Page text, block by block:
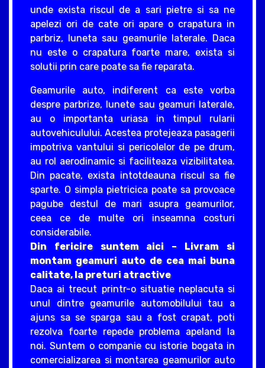
unde exista riscul de a sari pietre si sa ne
apelezi ori de cate ori apare o crapatura in
parbriz, luneta sau geamurile laterale. Daca
nu este o crapatura foarte mare, exista si
solutii prin care poate sa fie reparata.
Geamurile auto, indiferent ca este vorba
despre parbrize, lunete sau geamuri laterale,
au o importanta uriasa in timpul rularii
autovehiculului. Acestea protejeaza pasagerii
impotriva vantului si pericolelor de pe drum,
au rol aerodinamic si faciliteaza vizibilitatea.
Din pacate, exista intotdeauna riscul sa fie
sparte. O simpla pietricica poate sa provoace
pagube destul de mari asupra geamurilor,
ceea ce de multe ori inseamna costuri
considerabile.
Din fericire suntem aici – Livram si
montam geamuri auto de cea mai buna
calitate, la preturi atractive
Daca ai trecut printr-o situatie neplacuta si
unul dintre geamurile automobilului tau a
ajuns sa se sparga sau a fost crapat, poti
rezolva foarte repede problema apeland la
noi. Suntem o companie cu istorie bogata in
comercializarea si montarea geamurilor auto